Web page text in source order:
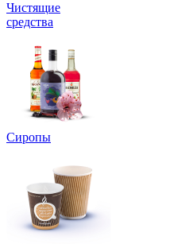
Чистящие
средства
Сиропы